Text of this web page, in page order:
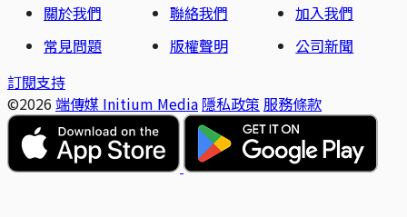
關於我們
聯絡我們
加入我們
常見問題
版權聲明
公司新聞
訂閱支持
©2026 端傳媒 Initium Media 隱私政策 服務條款